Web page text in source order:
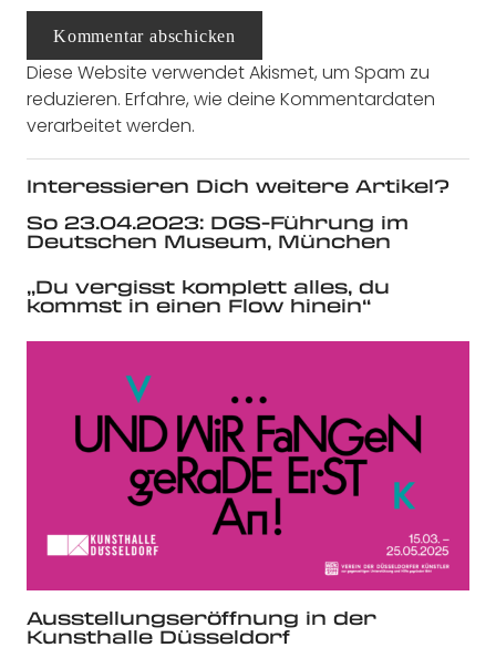
Kommentar abschicken
Diese Website verwendet Akismet, um Spam zu
reduzieren. Erfahre, wie deine Kommentardaten
verarbeitet werden.
Interessieren Dich weitere Artikel?
So 23.04.2023: DGS-Führung im
Deutschen Museum, München
„Du vergisst komplett alles, du
kommst in einen Flow hinein“
Ausstellungseröffnung in der
Kunsthalle Düsseldorf